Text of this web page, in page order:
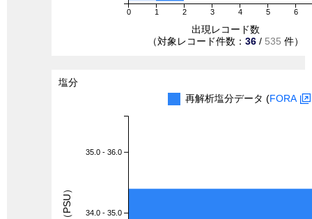
0 1 2 3 4 5 6
出現レコード数
（対象レコード件数： 36 / 535 件）
塩分
再解析塩分データ (FORA
35.0 - 36.0
34.0 - 35.0